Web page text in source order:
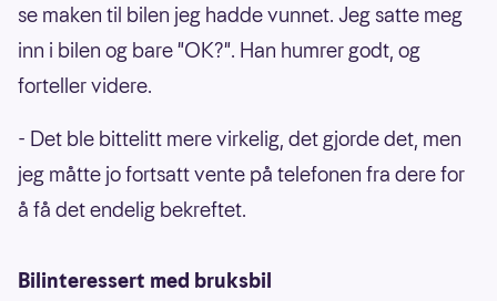
se maken til bilen jeg hadde vunnet. Jeg satte meg
inn i bilen og bare "OK?". Han humrer godt, og
forteller videre.
- Det ble bittelitt mere virkelig, det gjorde det, men
jeg måtte jo fortsatt vente på telefonen fra dere for
å få det endelig bekreftet.
Bilinteressert med bruksbil